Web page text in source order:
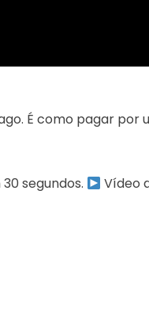
É como pagar
segundos. Vídeo